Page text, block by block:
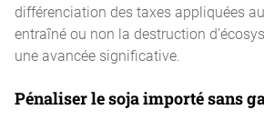
différenciation des taxes appliquées
entraîné ou non la destruction
une avancée significative.
Pénaliser le soja importé sans